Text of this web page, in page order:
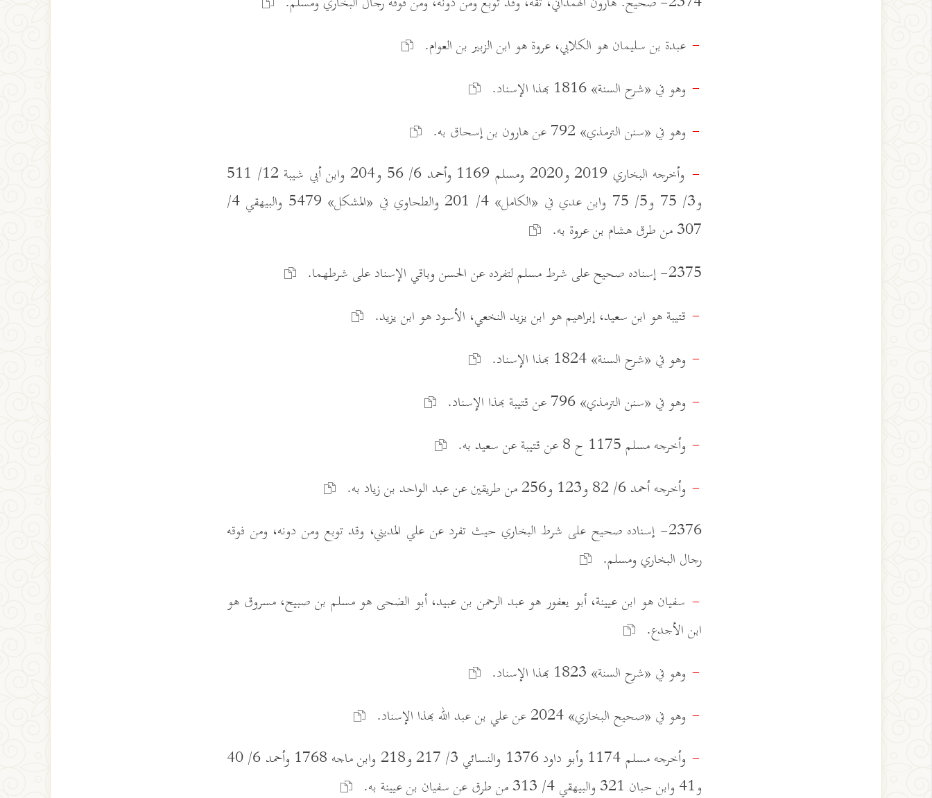
- عبدة بن سليمان هو الكلابي، عروة هو ابن الزبير بن العوام.
- وهو في «شرح السنة» 1816 بهذا الإسناد.
- وهو في «سنن الترمذي» 792 عن هارون بن إسحاق به.
-
وأخرجه البخاري 2019 و2020 ومسلم 1169 وأحمد 6/ 56 و204 وابن أبي شيبة 12/ 511
و3/ 75 و5/ 75 وابن عدي في «الكامل» 4/ 201 والطحاوي في «المشكل» 5479 والبيهقي 4/
307 من طرق هشام بن عروة به.
2375- إسناده صحيح على شرط مسلم لتفرده عن الحسن وباقي الإسناد على شرطهما.
- قتيبة هو ابن سعيد، إبراهيم هو ابن يزيد النخعي، الأسود هو ابن يزيد.
- وهو في «شرح السنة» 1824 بهذا الإسناد.
- وهو في «سنن الترمذي» 796 عن قتيبة بهذا الإسناد.
- وأخرجه مسلم 1175 ح 8 عن قتيبة عن سعيد به.
- وأخرجه أحمد 6/ 82 و123 و256 من طريقين عن عبد الواحد بن زياد به.
2376- إسناده صحيح على شرط البخاري حيث تفرد عن علي المديني، وقد توبع ومن دونه، ومن فوقه
رجال البخاري ومسلم.
- سفيان هو ابن عيينة، أبو يعفور هو عبد الرحمن بن عبيد، أبو الضحى هو مسلم بن صبيح، مسروق هو
ابن الأجدع.
- وهو في «شرح السنة» 1823 بهذا الإسناد.
- وهو في «صحيح البخاري» 2024 عن علي بن عبد الله بهذا الإسناد.
-
وأخرجه مسلم 1174 وأبو داود 1376 والنسائي 3/ 217 و218 وابن ماجه 1768 وأحمد 6/ 40
و41 وابن حبان 321 والبيهقي 4/ 313 من طرق عن سفيان بن عيينة به.